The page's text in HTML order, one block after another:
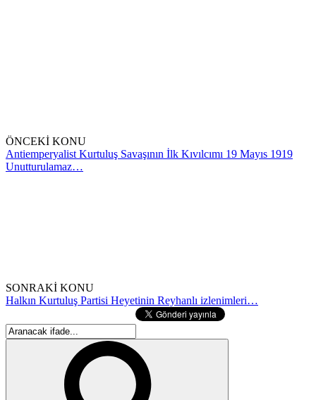
ÖNCEKİ KONU
Antiemperyalist Kurtuluş Savaşının İlk Kıvılcımı 19 Mayıs 1919
Unutturulamaz…
SONRAKİ KONU
Halkın Kurtuluş Partisi Heyetinin Reyhanlı izlenimleri…